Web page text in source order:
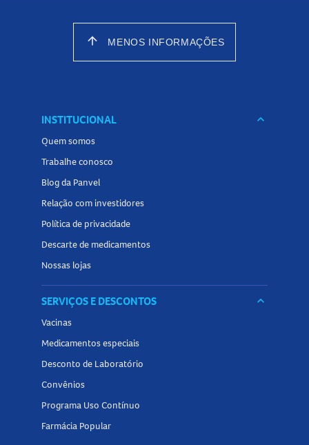
arrow_upward MENOS INFORMAÇÕES
INSTITUCIONAL keyboard_arrow_down
Quem somos
Trabalhe conosco
Blog da Panvel
Relação com investidores
Política de privacidade
Descarte de medicamentos
Nossas lojas
SERVIÇOS E DESCONTOS keyboard_arrow_down
Vacinas
Medicamentos especiais
Desconto de Laboratório
Convênios
Programa Uso Contínuo
Farmácia Popular